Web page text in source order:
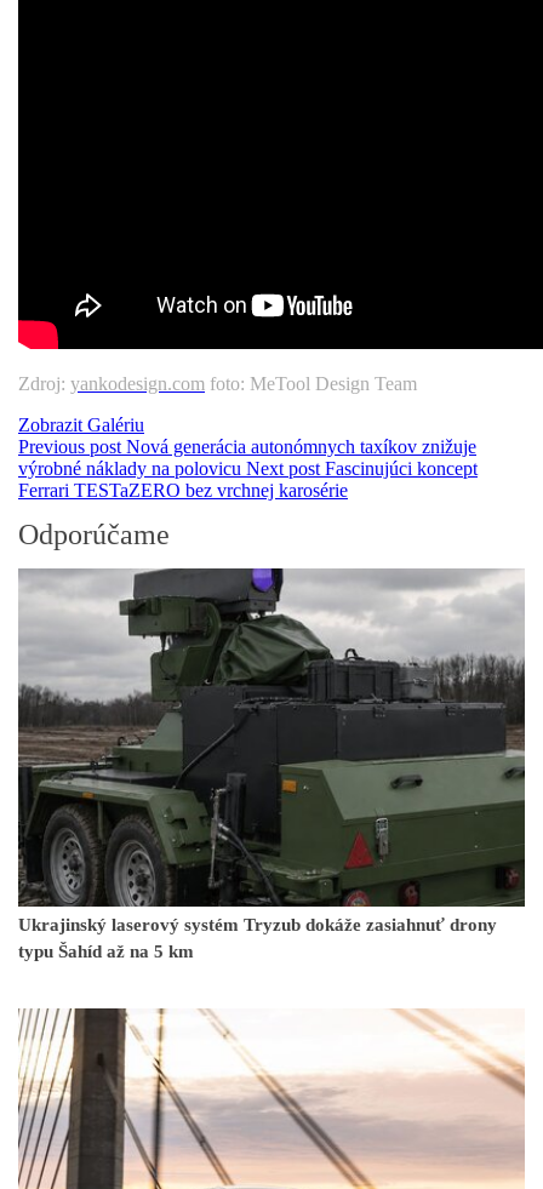
Zdroj: yankodesign.com foto: MeTool Design Team
Zobrazit Galériu
Previous post Nová generácia autonómnych taxíkov znižuje
výrobné náklady na polovicu Next post Fascinujúci koncept
Ferrari TESTaZERO bez vrchnej karosérie
Odporúčame
Ukrajinský laserový systém Tryzub dokáže zasiahnuť drony
typu Šahíd až na 5 km